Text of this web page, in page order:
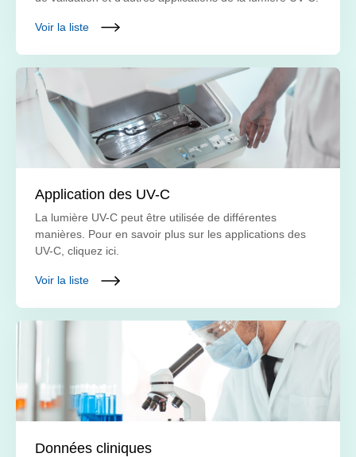
Voir la liste
Application des UV-C
La lumière UV-C peut être utilisée de différentes
manières. Pour en savoir plus sur les applications des
UV-C, cliquez ici.
Voir la liste
Données cliniques